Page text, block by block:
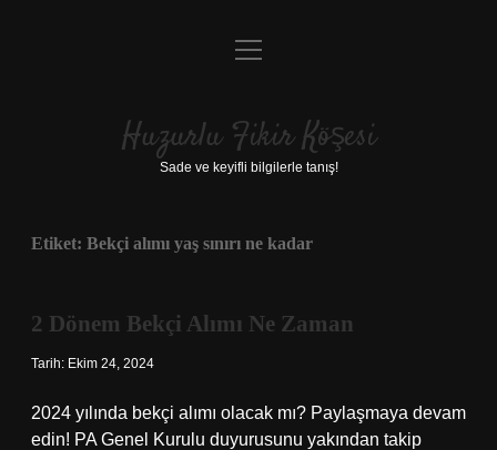
Anasayfa
Yasal Uyarı
menüyü
Huzurlu Fikir Köşesi
Sade ve keyifli bilgilerle tanış!
Etiket: Bekçi alımı yaş sınırı ne kadar
2 Dönem Bekçi Alımı Ne Zaman
Tarih: Ekim 24, 2024
2024 yılında bekçi alımı olacak mı? Paylaşmaya devam
edin! PA Genel Kurulu duyurusunu yakından takip